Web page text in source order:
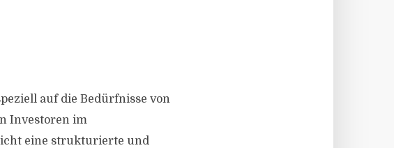
auf die Bedürfnisse von
Investoren im
eine strukturierte und